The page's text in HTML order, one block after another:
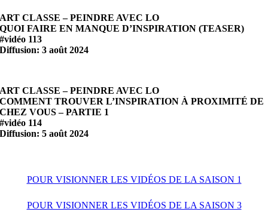
ART CLASSE – PEINDRE AVEC LO
QUOI FAIRE EN MANQUE D’INSPIRATION (TEASER)
#vidéo 113
Diffusion: 3 août 2024
ART CLASSE – PEINDRE AVEC LO
COMMENT TROUVER L’INSPIRATION À PROXIMITÉ DE
CHEZ VOUS – PARTIE 1
#vidéo 114
Diffusion: 5 août 2024
POUR VISIONNER LES VIDÉOS DE LA SAISON 1
POUR VISIONNER LES VIDÉOS DE LA SAISON 3